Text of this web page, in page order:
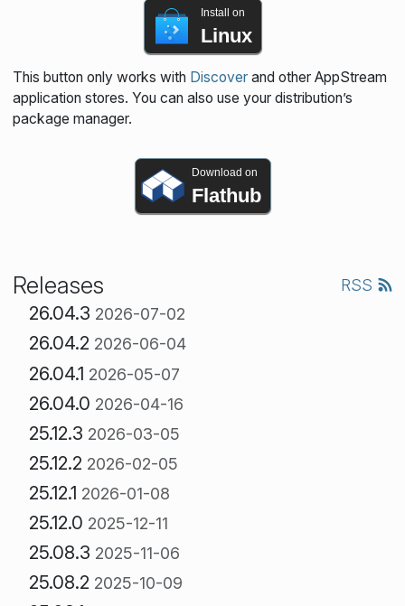
Install on
Linux
This button only works with Discoverand other AppStream
application stores. You can also use your distribution’s
package manager.
Download on
Flathub
Releases RSS
26.04.3 2026-07-02
26.04.2 2026-06-04
26.04.1 2026-05-07
26.04.0 2026-04-16
25.12.3 2026-03-05
25.12.2 2026-02-05
25.12.1 2026-01-08
25.12.0 2025-12-11
25.08.3 2025-11-06
25.08.2 2025-10-09